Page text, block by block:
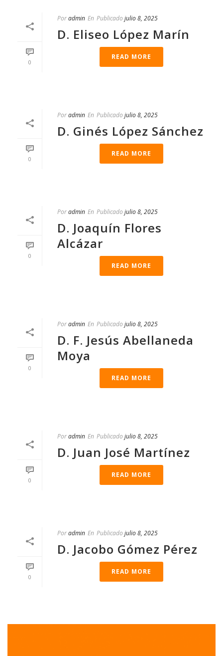
0
Poradmin En Publicado julio 8, 2025
D. Eliseo López Marín
READ MORE
0
Poradmin En Publicado julio 8, 2025
D. Ginés López Sánchez
READ MORE
0
Poradmin En Publicado julio 8, 2025
D. Joaquín Flores
Alcázar
READ MORE
0
Poradmin En Publicado julio 8, 2025
D. F. Jesús Abellaneda
Moya
READ MORE
0
Poradmin En Publicado julio 8, 2025
D. Juan José Martínez
READ MORE
0
Poradmin En Publicado julio 8, 2025
D. Jacobo Gómez Pérez
READ MORE